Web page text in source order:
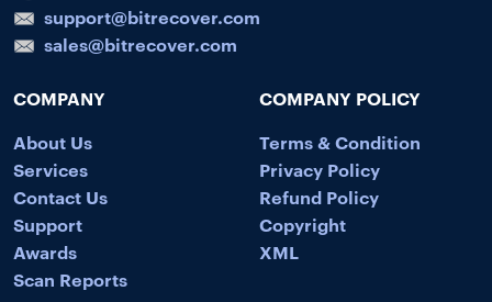
support@bitrecover.com
sales@bitrecover.com
COMPANY
About Us
Services
Contact Us
Support
Awards
Scan Reports
COMPANY POLICY
Terms & Condition
Privacy Policy
Refund Policy
Copyright
XML